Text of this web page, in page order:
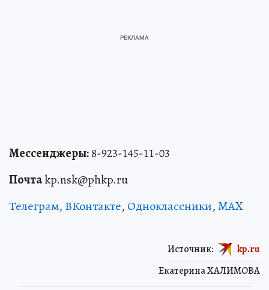
Мессенджеры:8-923-145-11-03
Почтаkp.nsk@phkp.ru
Телеграм, ВКонтакте, Одноклассники,MAX
Екатерина ХАЛИМОВА
Источник: kp.ru